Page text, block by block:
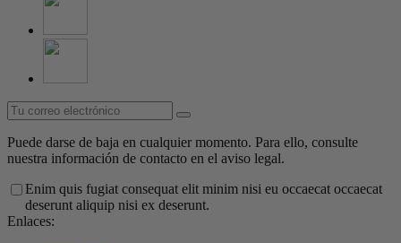
Puede darse de baja en cualquier momento. Para ello, consulte
nuestra información de contacto en el aviso legal.
Enim quis fugiat consequat elit minim nisi eu occaecat occaecat
deserunt aliquip nisi ex deserunt.
Enlaces: